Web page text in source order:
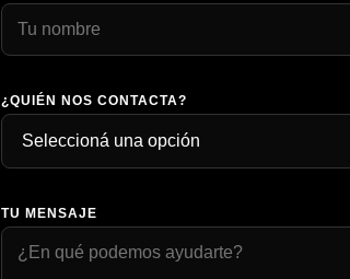
¿QUIÉN NOS CONTACTA?
TU MENSAJE